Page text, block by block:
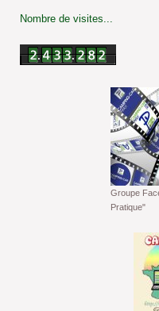
Nombre de visites...
Groupe
Pratique"